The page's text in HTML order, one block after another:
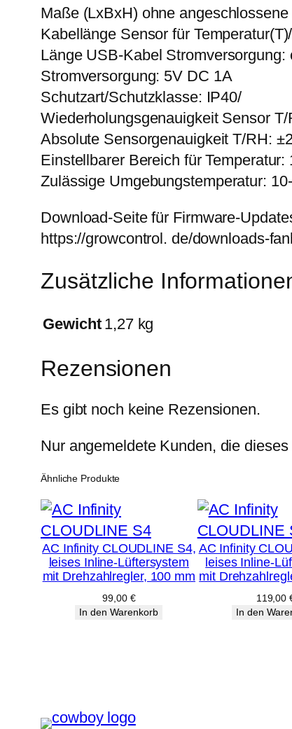
Maße (LxBxH) ohne
Kabellänge Sensor für
Länge USB-Kabel Stromversorgung:
Stromversorgung: 5V DC 1A
Schutzart/Schutzklasse: IP40/
Wiederholungsgenauigkeit Sensor
Absolute Sensorgenauigkeit T/RH:
Einstellbarer Bereich für Temperatur:
Zulässige Umgebungstemperatur:
Download-Seite für Firmware-
https://growcontrol. de/downloads-
Zusätzliche
Gewicht 1,27 kg
Rezensionen
Es gibt noch keine Rezensionen.
Nur angemeldete Kunden, die
Ähnliche Produkte
AC Infinity CLOUDLINE S4,
leises Inline-Lüftersystem
mit Drehzahlregler, 100 mm
99,00 €
In den Warenkorb
AC Infinity
leises Inline-
mit
119,00
In den